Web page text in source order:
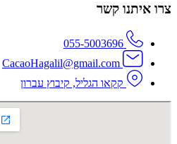
צרו איתנו קשר
055-5003696
CacaoHagalil@gmail.com
קקאו הגליל, קיבוץ עברון